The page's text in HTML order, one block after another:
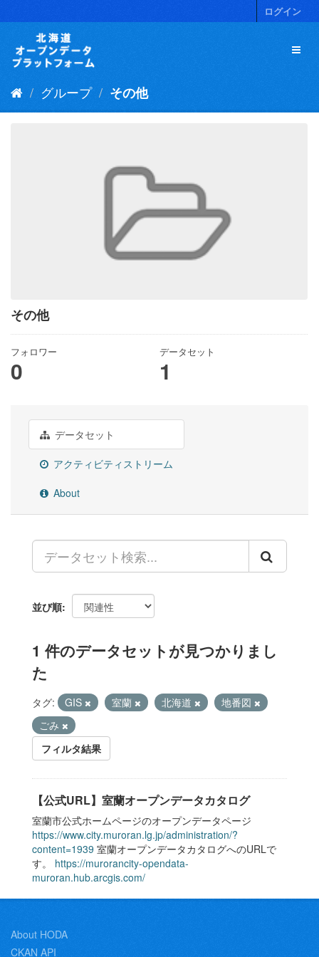
キ
ログイン
グループ その他
その他
フォロワー
0
データセット
1
データセット
アクティビティストリーム
About
並び順
1 件のデータセットが見つかりまし
た
タグ: GIS 室蘭 北海道
地番図
ごみ
フィルタ結果
【公式URL】室蘭オープンデータカタログ
室蘭市公式ホームページのオープンデータページ
https://www.city.muroran.lg.jp/administration/?
content=1939 室蘭オープンデータカタログへのURLで
す。 https://murorancity-opendata-
muroran.hub.arcgis.com/
About HODA
CKAN API